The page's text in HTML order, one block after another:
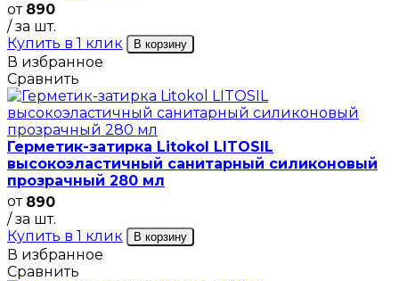
от 890
/ за шт.
Купить в 1 клик
В корзину
В избранное
Сравнить
Герметик-затирка Litokol LITOSIL
высокоэластичный санитарный силиконовый
прозрачный 280 мл
от 890
/ за шт.
Купить в 1 клик
В корзину
В избранное
Сравнить